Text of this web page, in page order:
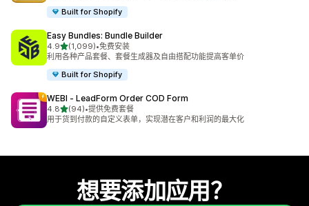
Built for Shopify
Easy Bundles: Bundle Builder
4.9星（满分 5 星）
(1,099)
总共 1099 条评论
•免费安装
利用各种产品套餐、套餐生成器及自由搭配功能提高客单价
Built for Shopify
WEBI ‑ LeadForm Order COD Form
4.8星（满分 5 星）
(94)
总共 94 条评论
•提供免费套餐
用于货到付款的自定义表单，实现潜在客户和利润的最大化
想要添加应用？